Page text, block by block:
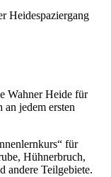
Heidespaziergang
Wahner Heide für
an jedem ersten
für
Hühnerbruch,
andere Teilgebiete.